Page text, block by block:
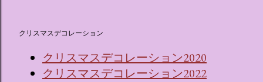
クリスマスデコレーション
クリスマスデコレーション2020
クリスマスデコレーション2022